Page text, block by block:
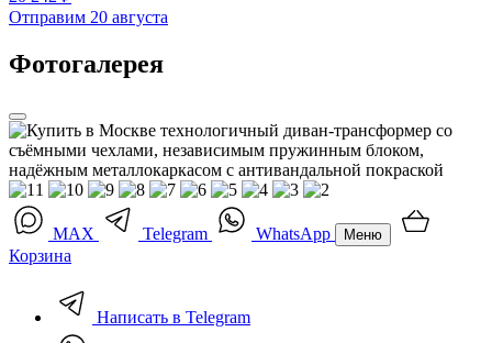
Отправим 20 августа
Фотогалерея
MAX Telegram WhatsApp Меню
Корзина
Написать в Telegram